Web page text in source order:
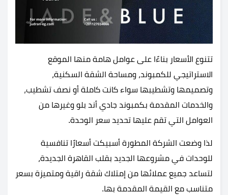
تتنوع الأسعار بناءًا على عوامل هامة منها الموقع
الاستراتيجي للكمبوند، ومساحة الشقة السكنية،
وتصميمها وتشطيبها سواء كانت كاملة أو نصف تشطيب،
والخدمات المقدمة بكمبوند جادي أند بلو وغيرها من
العوامل التي تقم عليها تحديد سعر الوحدة.
لذا وضعت الشركة المطورة أسبيكت أسعارًا تنافسية
للوحدات في مشروعها الجديد بقلب القاهرة الجديدة،
لتساعد جميع عملائها من إمتلاك شقة راقية ومتميزة بسعر
متناسب مع القيمة المقدمة بها.